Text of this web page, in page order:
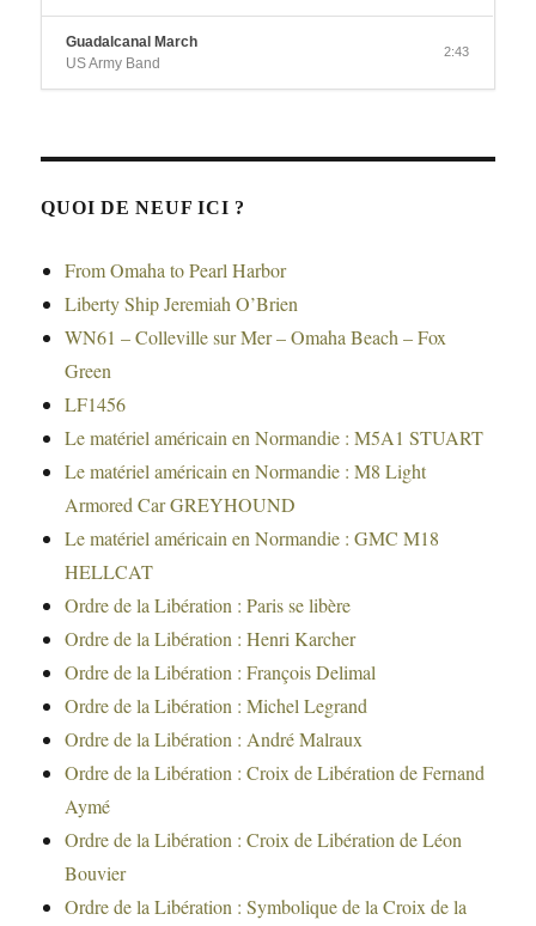
Guadalcanal March
US Army Band
2:43
QUOI DE NEUF ICI ?
From Omaha to Pearl Harbor
Liberty Ship Jeremiah O’Brien
WN61 – Colleville sur Mer – Omaha Beach – Fox
Green
LF1456
Le matériel américain en Normandie : M5A1 STUART
Le matériel américain en Normandie : M8 Light
Armored Car GREYHOUND
Le matériel américain en Normandie : GMC M18
HELLCAT
Ordre de la Libération : Paris se libère
Ordre de la Libération : Henri Karcher
Ordre de la Libération : François Delimal
Ordre de la Libération : Michel Legrand
Ordre de la Libération : André Malraux
Ordre de la Libération : Croix de Libération de Fernand
Aymé
Ordre de la Libération : Croix de Libération de Léon
Bouvier
Ordre de la Libération : Symbolique de la Croix de la